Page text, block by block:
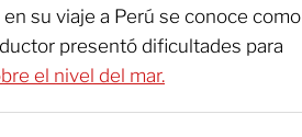
su viaje a Perú se conoce como
presentó dificultades para
el nivel del mar.